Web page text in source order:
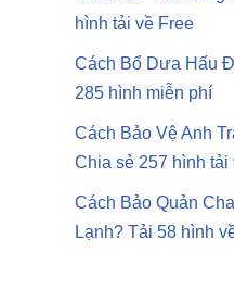
hình tải về Free
Cách Bổ Dưa Hấu
285 hình miễn phí
Cách Bảo Vệ Anh
Chia sẻ 257 hình tải
Cách Bảo Quản
Lạnh? Tải 58 hình